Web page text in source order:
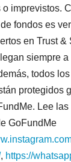
imprevistos.
fondos es
en Trust &
siempre
todos
protegidos
Lee
GoFundMe
, https://